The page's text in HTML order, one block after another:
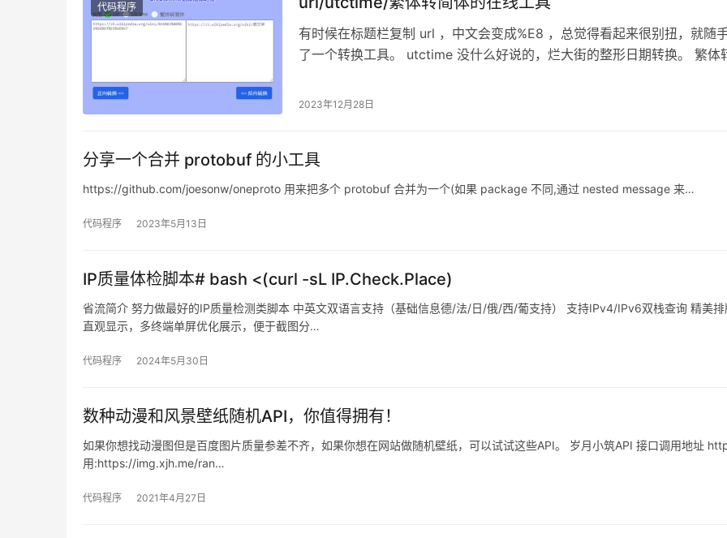
代码程序
有时候在标题栏复制 url ，中文会变成%E8 ，总觉得看起来很别扭，就随
了一个转换工具。 utctime 没什么好说的，烂大街的整形日期转换。 繁体
2023年12月28日
分享一个合并 protobuf 的小工具
https://github.com/joesonw/oneproto 用来把多个 protobuf 合并为一个(如果 package 不同,通过 nested message 来…
代码程序 2023年5月13日
IP质量体检脚本# bash <(curl -sL IP.Check.Place)
省流简介 努力做最好的IP质量检测类脚本 中英文双语言支持（基础信息德/法/日/俄/西/葡支持） 支持IPv4/IPv6双栈查询 精美排
直观显示，多终端单屏优化展示，便于截图分…
代码程序 2024年5月30日
数种动漫和风景壁纸随机API，你值得拥有！
如果你想找动漫图但是百度图片质量参差不齐，如果你想在网站做随机壁纸，可以试试这些API。 岁月小筑API 接口调用地址
用:https://img.xjh.me/ran…
代码程序 2021年4月27日